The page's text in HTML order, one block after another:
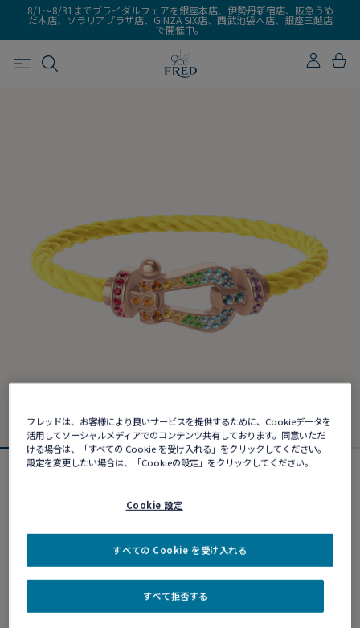
8/1～8/31までブライダルフェアを銀座本店、伊勢丹新宿店、阪急うめ
だ本店、ソラリアプラザ店、GINZA SIX店、西武池袋本店、銀座三越店
で開催中。
カスタマイズ
ショッピングバッグに追加
フレッドは、お客様により良いサービスを提供するために、Cookieデータを
活用してソーシャルメディアでのコンテンツ共有しております。同意いただ
ける場合は、「すべての Cookie を受け入れる」をクリックしてください。
設定を変更したい場合は、「Cookieの設定」をクリックしてください。
Cookie 設定
すべて拒否する
すべての Cookie を受け入れる